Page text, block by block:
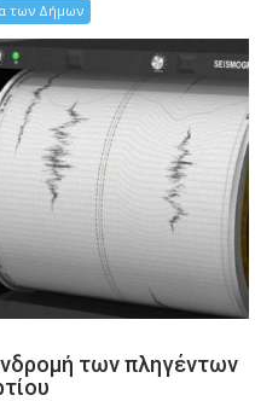
των Δήμων
των πληγέντων